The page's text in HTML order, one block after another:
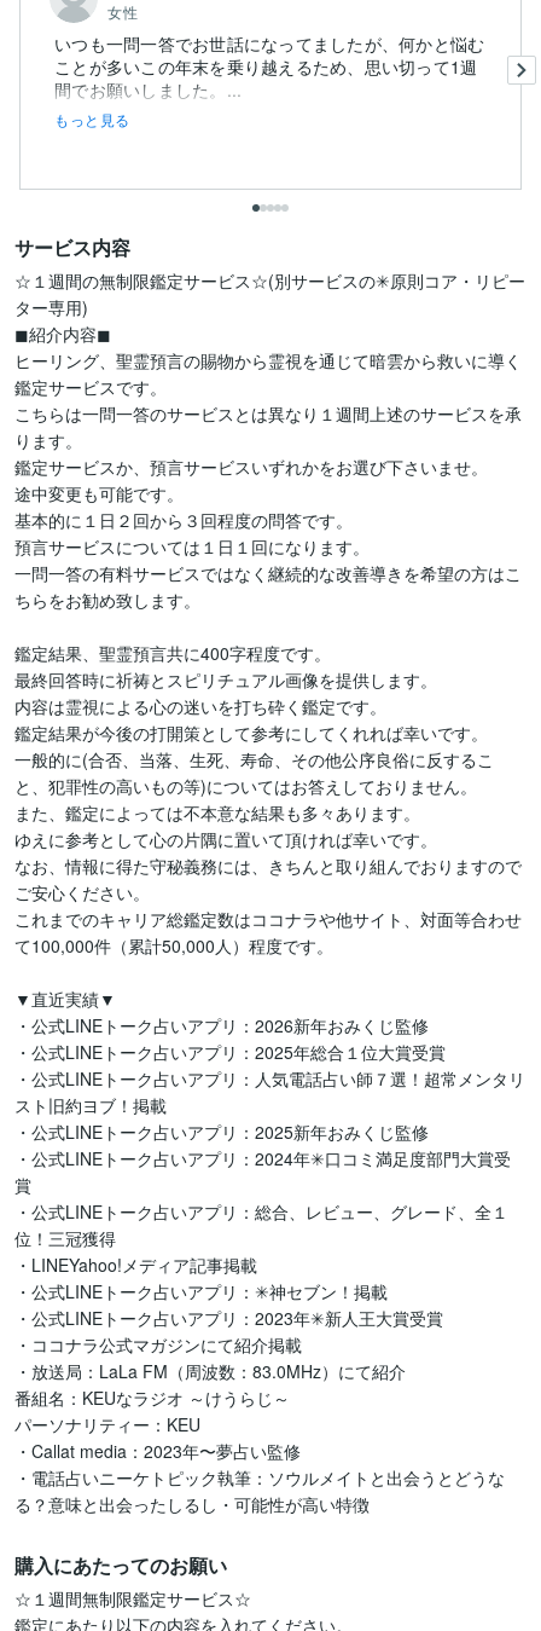
女性
いつも一問一答でお世話になってましたが、何かと悩む
ことが多いこの年末を乗り越えるため、思い切って1週
間でお願いしました。...
もっと見る
サービス内容
☆１週間の無制限鑑定サービス☆(別サービスの✳︎原則コア・リピー
ター専用)
◼紹介内容◼
ヒーリング、聖霊預言の賜物から霊視を通じて暗雲から救いに導く
鑑定サービスです。
こちらは一問一答のサービスとは異なり１週間上述のサービスを承
ります。
鑑定サービスか、預言サービスいずれかをお選び下さいませ。
途中変更も可能です。
基本的に１日２回から３回程度の問答です。
預言サービスについては１日１回になります。
一問一答の有料サービスではなく継続的な改善導きを希望の方はこ
ちらをお勧め致します。
鑑定結果、聖霊預言共に400字程度です。
最終回答時に祈祷とスピリチュアル画像を提供します。
内容は霊視による心の迷いを打ち砕く鑑定です。
鑑定結果が今後の打開策として参考にしてくれれば幸いです。
一般的に(合否、当落、生死、寿命、その他公序良俗に反するこ
と、犯罪性の高いもの等)についてはお答えしておりません。
また、鑑定によっては不本意な結果も多々あります。
ゆえに参考として心の片隅に置いて頂ければ幸いです。
なお、情報に得た守秘義務には、きちんと取り組んでおりますので
ご安心ください。
これまでのキャリア総鑑定数はココナラや他サイト、対面等合わせ
て100,000件（累計50,000人）程度です。
▼直近実績▼
・公式LINEトーク占いアプリ：2026新年おみくじ監修
・公式LINEトーク占いアプリ：2025年総合１位大賞受賞
・公式LINEトーク占いアプリ：人気電話占い師７選！超常メンタリ
スト旧約ヨブ！掲載
・公式LINEトーク占いアプリ：2025新年おみくじ監修
・公式LINEトーク占いアプリ：2024年✳︎口コミ満足度部門大賞受
賞
・公式LINEトーク占いアプリ：総合、レビュー、グレード、全１
位！三冠獲得
・LINEYahoo!メディア記事掲載
・公式LINEトーク占いアプリ：✳︎神セブン！掲載
・公式LINEトーク占いアプリ：2023年✳︎新人王大賞受賞
・ココナラ公式マガジンにて紹介掲載
・放送局：LaLa FM（周波数：83.0MHz）にて紹介
番組名：KEUなラジオ ～けうらじ～
パーソナリティー：KEU
・Callat media：2023年〜夢占い監修
・電話占いニーケトピック執筆：ソウルメイトと出会うとどうな
購入にあたってのお願い
☆１週間無制限鑑定サービス☆
鑑定にあたり以下の内容を入れてください。